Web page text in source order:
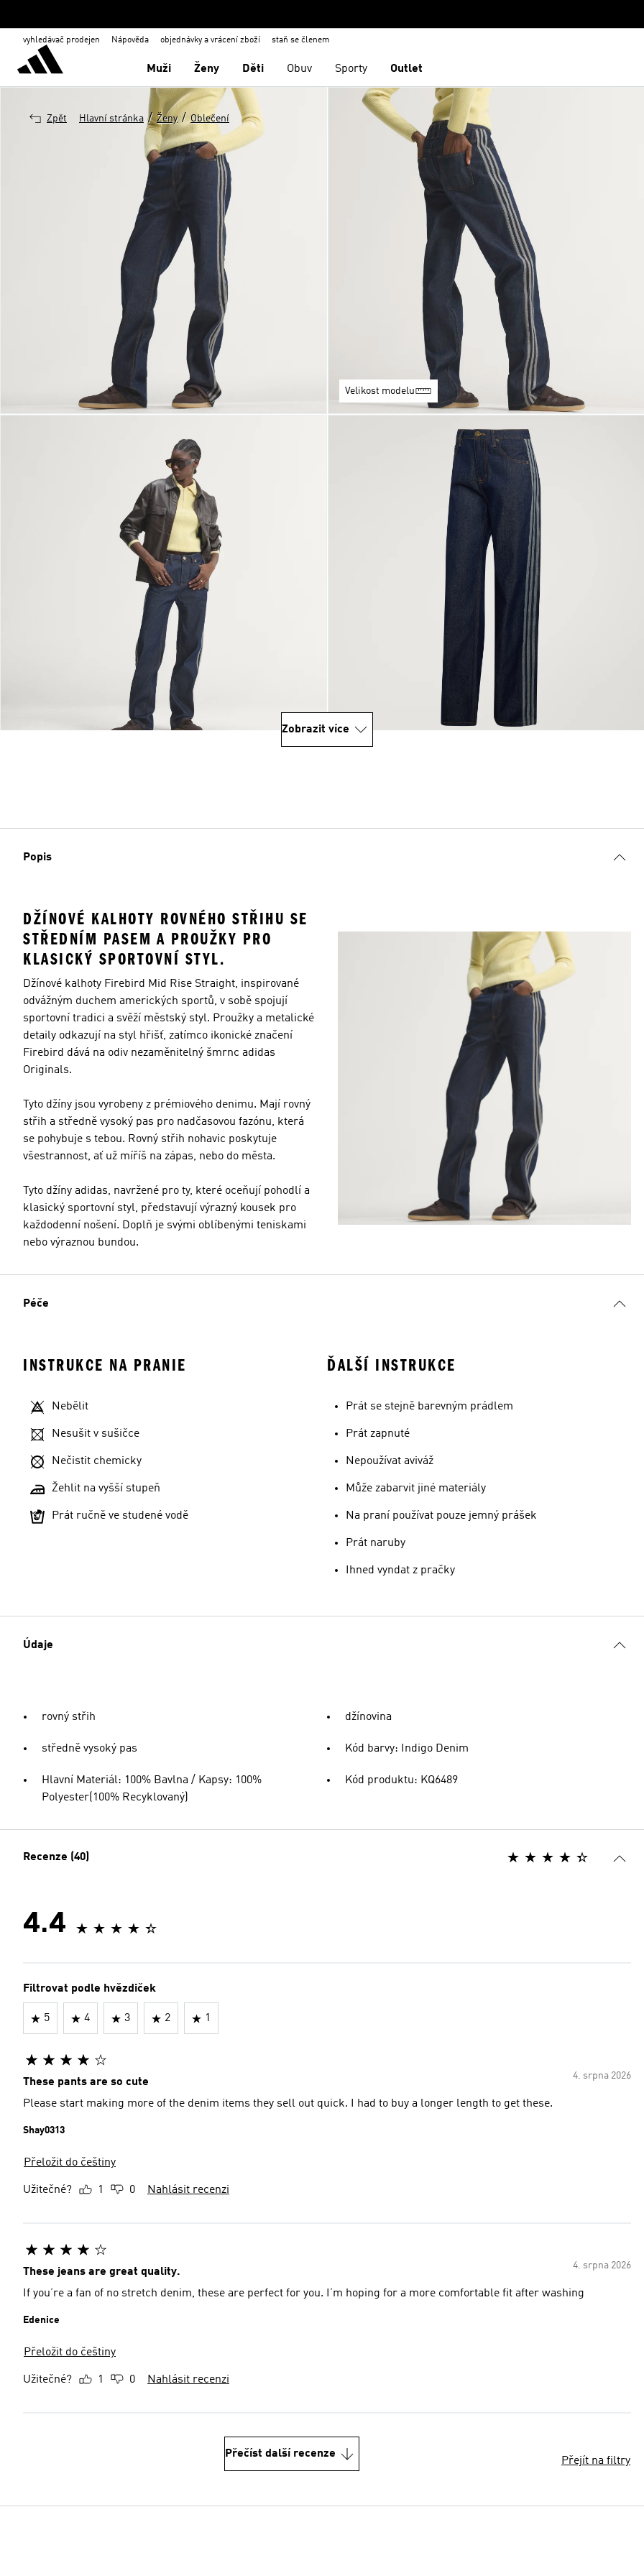
vyhledávač prodejen Nápověda objednávky a vrácení zboží staň se členem
Muži Ženy Děti Obuv Sporty Outlet
Zpět Hlavní stránka / Ženy / Oblečení
Velikost modelu
Zobrazit více
Popis
DŽÍNOVÉ KALHOTY ROVNÉHO STŘIHU SE
STŘEDNÍM PASEM A PROUŽKY PRO
KLASICKÝ SPORTOVNÍ STYL.
Džínové kalhoty Firebird Mid Rise Straight, inspirované
odvážným duchem amerických sportů, v sobě spojují
sportovní tradici a svěží městský styl. Proužky a metalické
detaily odkazují na styl hřišť, zatímco ikonické značení
Firebird dává na odiv nezaměnitelný šmrnc adidas
Originals.
Tyto džíny jsou vyrobeny z prémiového denimu. Mají rovný
střih a středně vysoký pas pro nadčasovou fazónu, která
se pohybuje s tebou. Rovný střih nohavic poskytuje
všestrannost, ať už míříš na zápas, nebo do města.
Tyto džíny adidas, navržené pro ty, které oceňují pohodlí a
klasický sportovní styl, představují výrazný kousek pro
každodenní nošení. Doplň je svými oblíbenými teniskami
nebo výraznou bundou.
Péče
INSTRUKCE NA PRANIE
Nebělit
Nesušit v sušičce
Nečistit chemicky
Žehlit na vyšší stupeň
Prát ručně ve studené vodě
ĎALŠÍ INSTRUKCE
Prát se stejně barevným prádlem
Prát zapnuté
Nepoužívat aviváž
Může zabarvit jiné materiály
Na praní používat pouze jemný prášek
Prát naruby
Ihned vyndat z pračky
Údaje
rovný střih
středně vysoký pas
Hlavní Materiál: 100% Bavlna / Kapsy: 100%
Polyester(100% Recyklovaný)
džínovina
Kód barvy: Indigo Denim
Kód produktu: KQ6489
Recenze (40)
4.4
Filtrovat podle hvězdiček
5 4 3 2 1
4. srpna 2026
These pants are so cute
Please start making more of the denim items they sell out quick. I had to buy a longer length to get these.
Shay0313
Přeložit do češtiny
Užitečné? 1 0 Nahlásit recenzi
4. srpna 2026
These jeans are great quality.
If you’re a fan of no stretch denim, these are perfect for you. I’m hoping for a more comfortable fit after washing
Edenice
Přeložit do češtiny
Užitečné? 1 0 Nahlásit recenzi
Přečíst další recenze
Přejít na filtry